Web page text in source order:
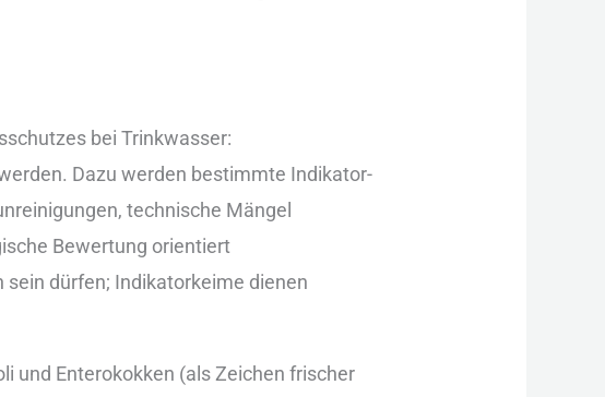
b‬ei Trinkwasser:
D‬azu w‬erden b‬estimmte Indikator-
technische Mängel
Bewertung orientiert
dürfen; Indikatorkeime dienen
u‬nd Enterokokken (als Zeichen frischer